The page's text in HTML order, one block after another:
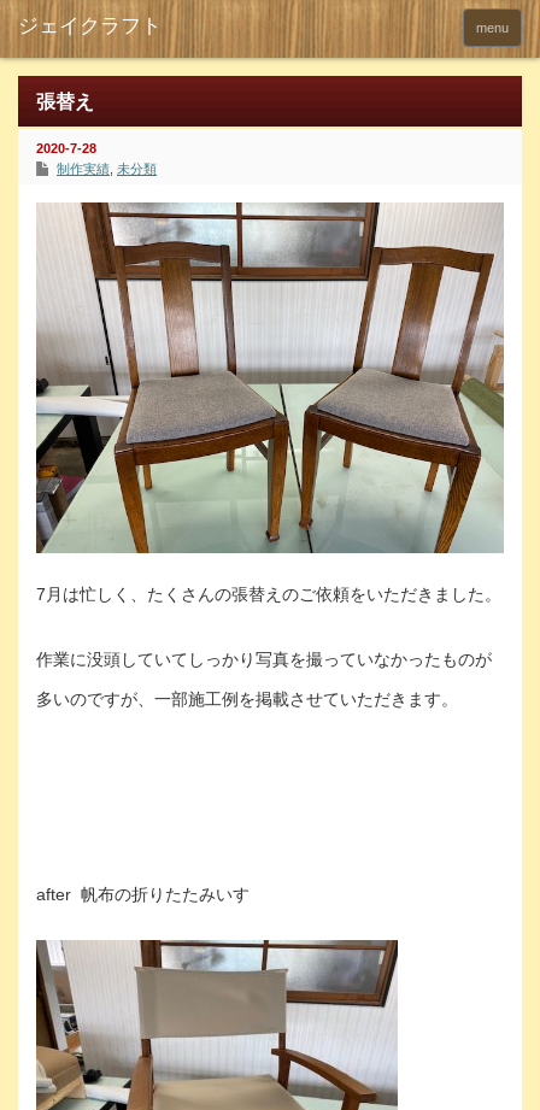
menu
張替え
2020-7-28
制作実績 未分類
7月は忙しく、たくさんの張替えのご依頼をいただきました。
作業に没頭していてしっかり写真を撮っていなかったものが
多いのですが、一部施工例を掲載させていただきます。
after 帆布の折りたたみいす